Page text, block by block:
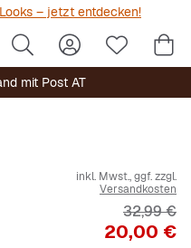
– jetzt entdecken!
mit Post AT
inkl. Mwst., ggf. zzgl.
Versandkosten
Preis
20,00 €
32,99 €